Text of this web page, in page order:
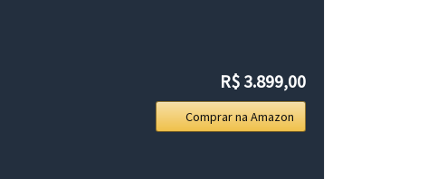
R$ 3.899,00
Comprar na Amazon